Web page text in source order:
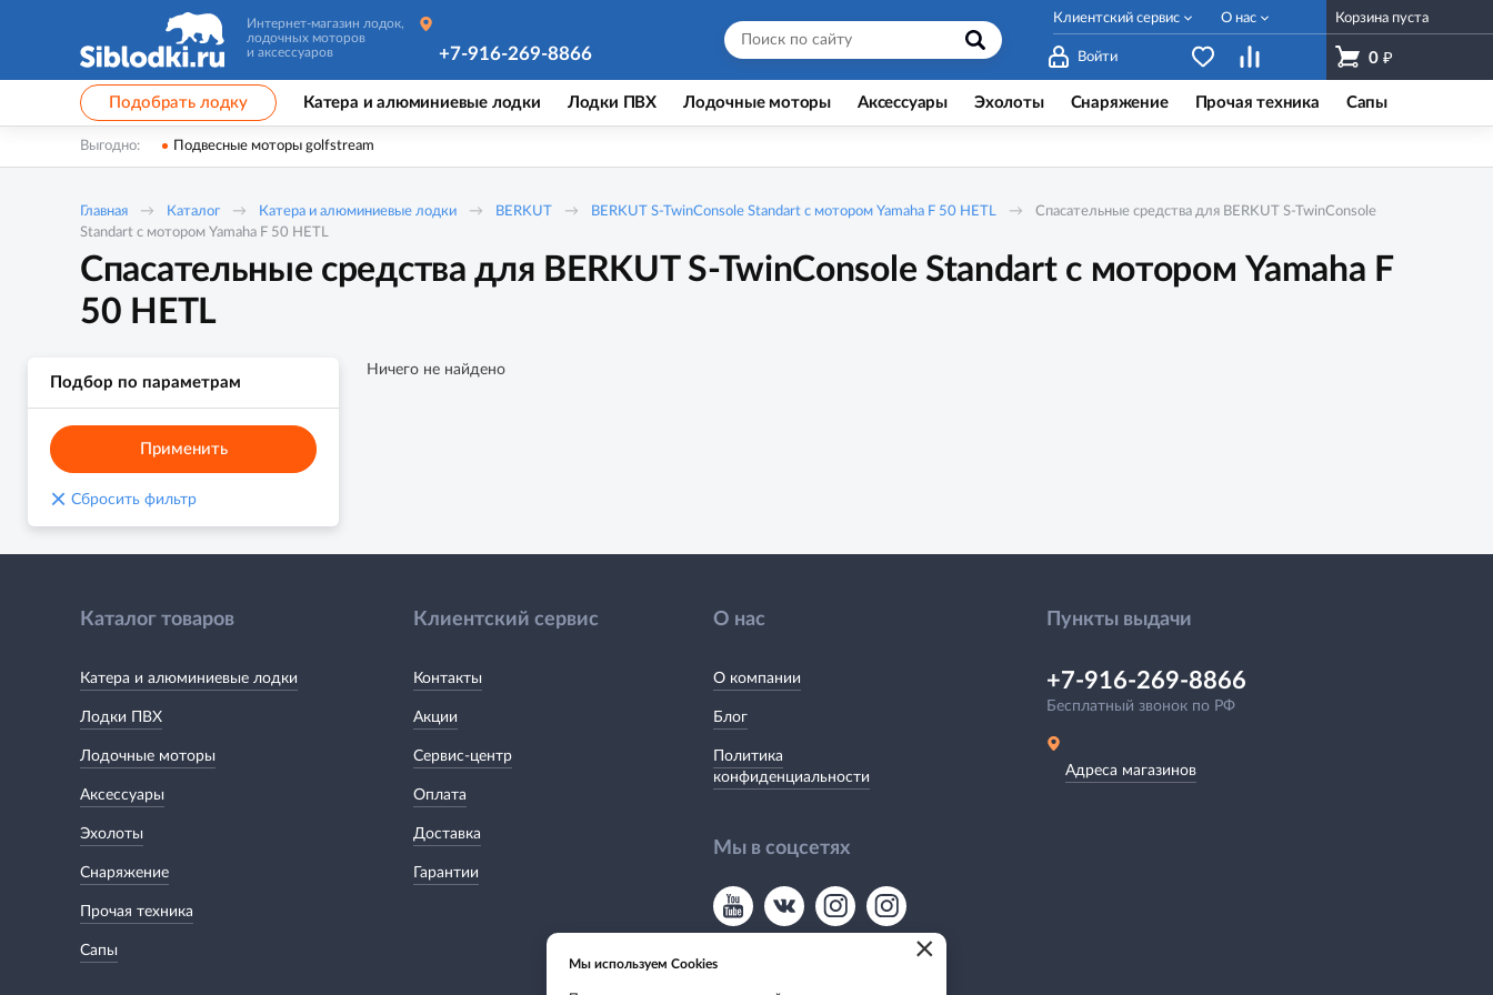
Интернет-магазин лодок,
лодочных моторов
и аксессуаров
Войти
Корзина пуста
0 ₽
+7-916-269-8866
Клиентский сервис О нас
Подобрать лодку Катера и алюминиевые лодки Лодки ПВХ Лодочные моторы Аксессуары Эхолоты Снаряжение Прочая техника Сапы
Выгодно: Подвесные моторы golfstream
Главная Каталог Катера и алюминиевые лодки BERKUT BERKUT S-TwinConsole Standart с мотором Yamaha F 50 HETL
Спасательные средства для BERKUT S-TwinConsole
Standart с мотором Yamaha F 50 HETL
Спасательные средства для BERKUT S-TwinConsole Standart с мотором Yamaha F
50 HETL
Подбор по параметрам
Применить
× Сбросить фильтр
Ничего не найдено
Каталог товаров
Катера и алюминиевые лодки
Лодки ПВХ
Лодочные моторы
Аксессуары
Эхолоты
Снаряжение
Прочая техника
Сапы
Клиентский сервис
Контакты
Акции
Сервис-центр
Оплата
Доставка
Гарантии
О нас
О компании
Блог
Политика
конфиденциальности
Мы в соцсетях
Пункты выдачи
+7-916-269-8866
Бесплатный звонок по РФ
Адреса магазинов
×
Мы используем Cookies